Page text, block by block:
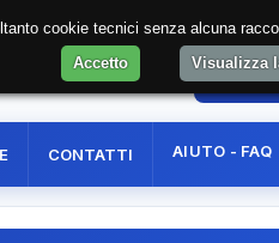
AREA
CONTATTI AIUTO - FAQ
cookie tecnici senza alcuna
Accetto
Visualizza